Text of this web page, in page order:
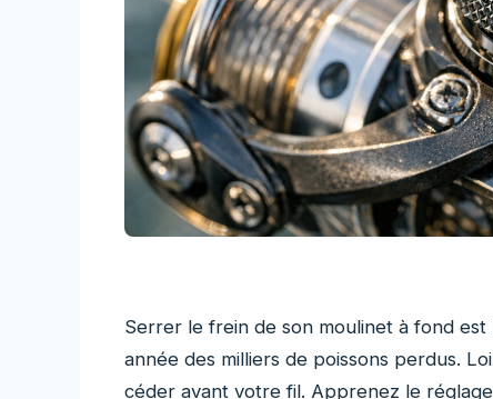
Serrer le frein de son moulinet à fond
année des milliers de poissons perdus.
céder avant votre fil. Apprenez le